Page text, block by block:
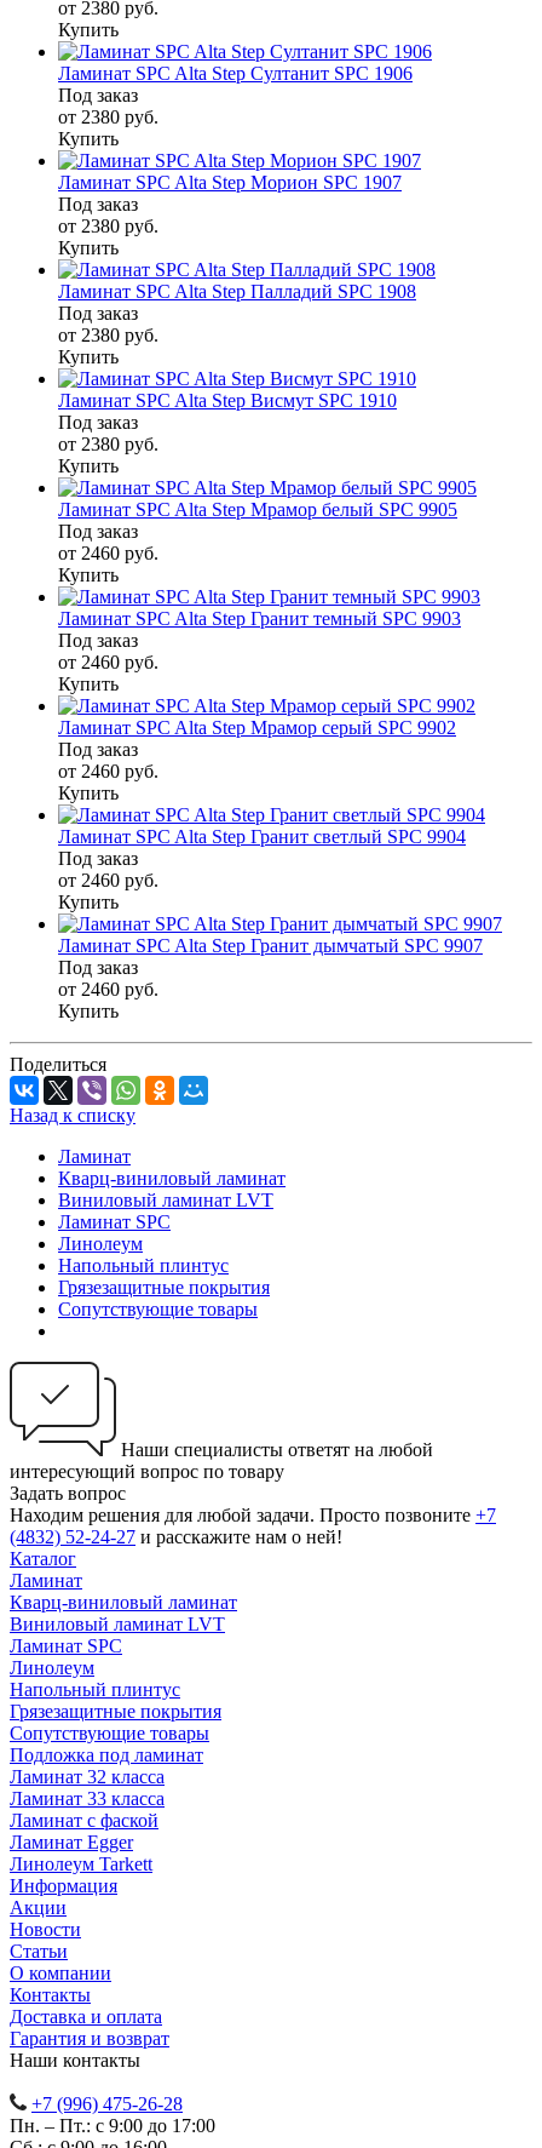
от 2380 руб.
Купить
Ламинат SPC Alta Step Султанит SPC 1906
Под заказ
от 2380 руб.
Купить
Ламинат SPC Alta Step Морион SPC 1907
Под заказ
от 2380 руб.
Купить
Ламинат SPC Alta Step Палладий SPC 1908
Под заказ
от 2380 руб.
Купить
Ламинат SPC Alta Step Висмут SPC 1910
Под заказ
от 2380 руб.
Купить
Ламинат SPC Alta Step Мрамор белый SPC 9905
Под заказ
от 2460 руб.
Купить
Ламинат SPC Alta Step Гранит темный SPC 9903
Под заказ
от 2460 руб.
Купить
Ламинат SPC Alta Step Мрамор серый SPC 9902
Под заказ
от 2460 руб.
Купить
Ламинат SPC Alta Step Гранит светлый SPC 9904
Под заказ
от 2460 руб.
Купить
Ламинат SPC Alta Step Гранит дымчатый SPC 9907
Под заказ
от 2460 руб.
Купить
Поделиться
Назад к списку
Ламинат
Кварц-виниловый ламинат
Виниловый ламинат LVT
Ламинат SPC
Линолеум
Напольный плинтус
Грязезащитные покрытия
Сопутствующие товары
Наши специалисты ответят на любой
интересующий вопрос по товару
Задать вопрос
Находим решения для любой задачи. Просто позвоните +7
(4832) 52-24-27 и расскажите нам о ней!
Каталог
Ламинат
Кварц-виниловый ламинат
Виниловый ламинат LVT
Ламинат SPC
Линолеум
Напольный плинтус
Грязезащитные покрытия
Сопутствующие товары
Подложка под ламинат
Ламинат 32 класса
Ламинат 33 класса
Ламинат с фаской
Ламинат Egger
Линолеум Tarkett
Информация
Акции
Новости
Статьи
О компании
Контакты
Доставка и оплата
Гарантия и возврат
Наши контакты
+7 (996) 475-26-28
Пн. – Пт.: с 9:00 до 17:00